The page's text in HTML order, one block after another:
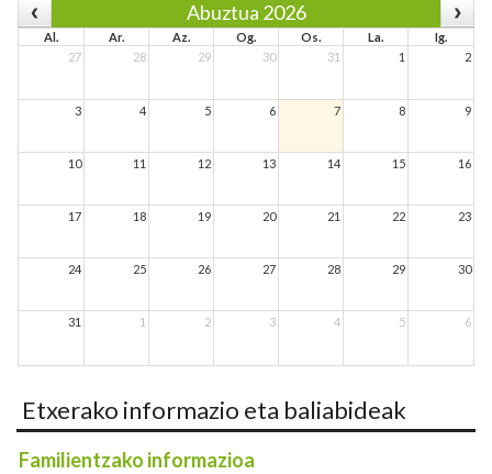
Abuztua 2026
Al. Ar. Az. Og. Os. La.
Ig.
27
28 29 30 31 1 2
3 4 5 6 7 8 9
10 11 12 13 14 15 16
17 18 19 20 21 22 23
24 25 26 27 28 29 30
31 1 2 3 4 5 6
Etxerako informazio eta baliabideak
Familientzako informazioa